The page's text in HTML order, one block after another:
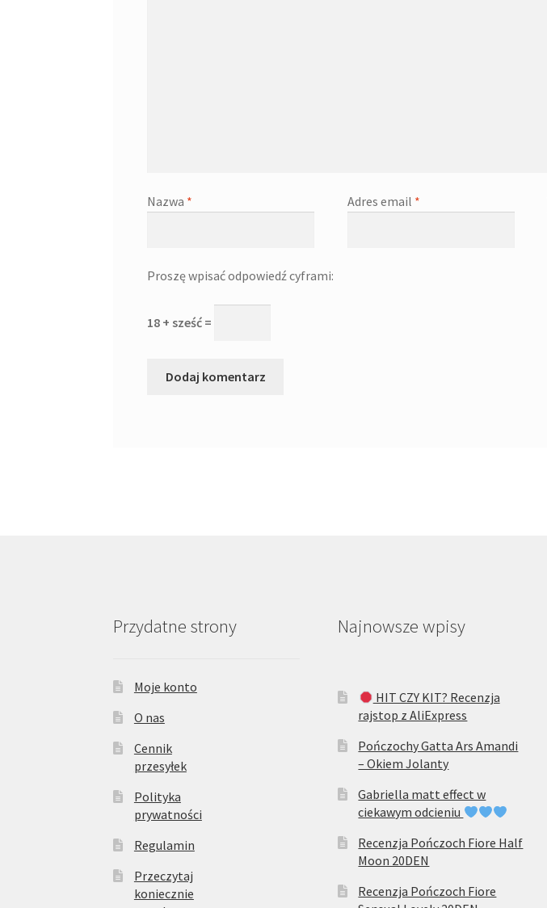
Nazwa * Adres email *
Proszę wpisać odpowiedź cyframi:
18 + sześć =
Przydatne strony
Moje konto
O nas
Cennik
przesyłek
Polityka
prywatności
Regulamin
Przeczytaj
koniecznie
Najnowsze wpisy
HIT CZY KIT? Recenzja
rajstop z AliExpress
Pończochy Gatta Ars Amandi
– Okiem Jolanty
Gabriella matt effect w
ciekawym odcieniu
Recenzja Pończoch Fiore Half
Moon 20DEN
Recenzja Pończoch Fiore